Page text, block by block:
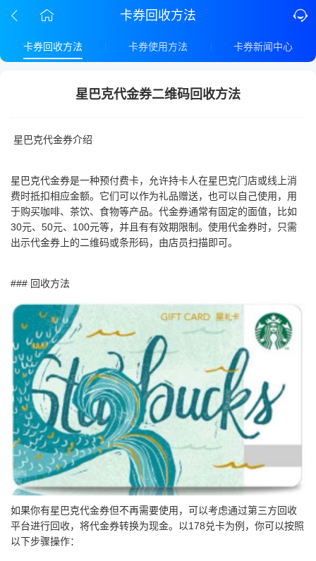
卡券回收方法
卡券回收方法 卡券使用方法 卡券新闻中心
星巴克代金券二维码回收方法
星巴克代金券介绍
星巴克代金券是一种预付费卡，允许持卡人在星巴克门店或线上消
费时抵扣相应金额。它们可以作为礼品赠送，也可以自己使用，用
于购买咖啡、茶饮、食物等产品。代金券通常有固定的面值，比如
30元、50元、100元等，并且有有效期限制。使用代金券时，只需
出示代金券上的二维码或条形码，由店员扫描即可。
### 回收方法
如果你有星巴克代金券但不再需要使用，可以考虑通过第三方回收
平台进行回收，将代金券转换为现金。以178兑卡为例，你可以按照
以下步骤操作：